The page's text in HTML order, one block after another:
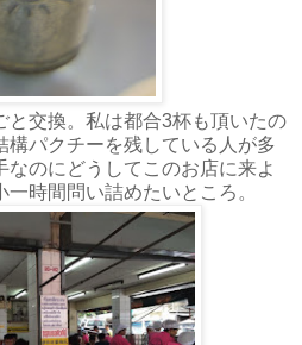
と交換。私は都合3杯も頂いたの
構パクチーを残している人が多
なのにどうしてこのお店に来よ
時間問い詰めたいところ。